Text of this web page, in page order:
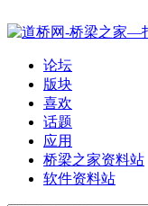
论坛
版块
喜欢
话题
应用
桥梁之家资料站
软件资料站